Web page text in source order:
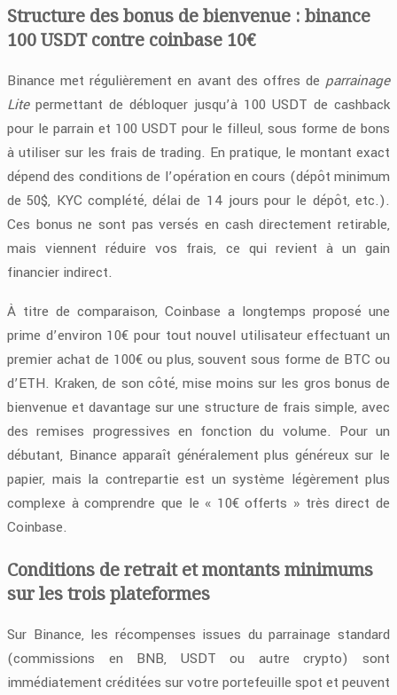
Structure des bonus de bienvenue : binance
100 USDT contre coinbase 10€
Binance met régulièrement en avant des offres de parrainage
Litepermettant de débloquer jusqu’à 100 USDT de cashback
pour le parrain et 100 USDT pour le filleul, sous forme de bons
à utiliser sur les frais de trading. En pratique, le montant exact
dépend des conditions de l’opération en cours (dépôt minimum
de 50$, KYC complété, délai de 14 jours pour le dépôt, etc.).
Ces bonus ne sont pas versés en cash directement retirable,
mais viennent réduire vos frais, ce qui revient à un gain
financier indirect.
À titre de comparaison, Coinbase a longtemps proposé une
prime d’environ 10€ pour tout nouvel utilisateur effectuant un
premier achat de 100€ ou plus, souvent sous forme de BTC ou
d’ETH. Kraken, de son côté, mise moins sur les gros bonus de
bienvenue et davantage sur une structure de frais simple, avec
des remises progressives en fonction du volume. Pour un
débutant, Binance apparaît généralement plus généreux sur le
papier, mais la contrepartie est un système légèrement plus
complexe à comprendre que le « 10€ offerts » très direct de
Coinbase.
Conditions de retrait et montants minimums
sur les trois plateformes
Sur Binance, les récompenses issues du parrainage standard
(commissions en BNB, USDT ou autre crypto) sont
immédiatement créditées sur votre portefeuille spot et peuvent